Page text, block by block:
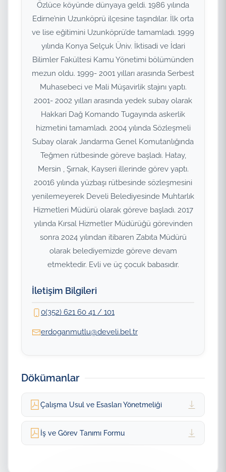
Özlüce köyünde dünyaya geldi. 1986 yılında
Edirne’nin Uzunköprü ilçesine taşındılar. İlk orta
ve lise eğitimini Uzunköprü’de tamamladı. 1999
yılında Konya Selçuk Üniv. İktisadi ve İdari
Bilimler Fakültesi Kamu Yönetimi bölümünden
mezun oldu. 1999- 2001 yılları arasında Serbest
Muhasebeci ve Mali Müşavirlik stajını yaptı.
2001- 2002 yılları arasında yedek subay olarak
Hakkari Dağ Komando Tugayında askerlik
hizmetini tamamladı. 2004 yılında Sözleşmeli
Subay olarak Jandarma Genel Komutanlığında
Teğmen rütbesinde göreve başladı. Hatay,
Mersin , Şırnak, Kayseri illerinde görev yaptı.
20016 yılında yüzbaşı rütbesinde sözleşmesini
yenilemeyerek Develi Belediyesinde Muhtarlık
Hizmetleri Müdürü olarak göreve başladı. 2017
yılında Kırsal Hizmetler Müdürüğü görevinden
sonra 2024 yılından itibaren Zabıta Müdürü
olarak belediyemizde göreve devam
etmektedir. Evli ve üç çocuk babasıdır.
İletişim Bilgileri
0(352) 621 60 41 / 101
erdoganmutlu@develi.bel.tr
Dökümanlar
Çalışma Usul ve Esasları Yönetmeliği
İş ve Görev Tanımı Formu